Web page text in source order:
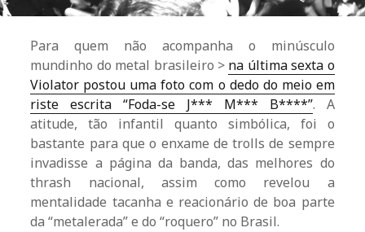
Para quem não acompanha o minúsculo
mundinho do metal brasileiro > na última sexta o
Violator postou uma foto com o dedo do meio em
riste escrita “Foda-se J*** M*** B****”. A
atitude, tão infantil quanto simbólica, foi o
bastante para que o enxame de trolls de sempre
invadisse a página da banda, das melhores do
thrash nacional, assim como revelou a
mentalidade tacanha e reacionário de boa parte
da “metalerada” e do “roquero” no Brasil.